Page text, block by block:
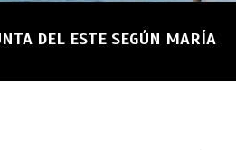
DEL ESTE SEGÚN MARÍA